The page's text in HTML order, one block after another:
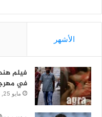
الأشهر
فيلم
في
مايو 25, 2023